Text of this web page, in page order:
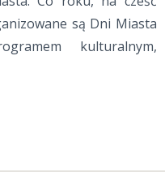
są Dni Miasta
kulturalnym,